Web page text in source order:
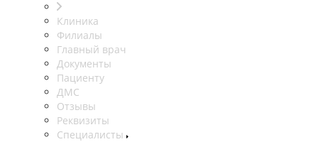
Клиника
Филиалы
Главный врач
Документы
Пациенту
ДМС
Отзывы
Реквизиты
Специалисты